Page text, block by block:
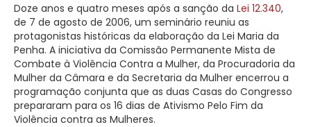
Doze anos e quatro meses após a sanção da Lei 12.340,
de 7 de agosto de 2006, um seminário reuniu as
protagonistas históricas da elaboração da Lei Maria da
Penha. A iniciativa da Comissão Permanente Mista de
Combate à Violência Contra a Mulher, da Procuradoria da
Mulher da Câmara e da Secretaria da Mulher encerrou a
programação conjunta que as duas Casas do Congresso
prepararam para os 16 dias de Ativismo Pelo Fim da
Violência contra as Mulheres.